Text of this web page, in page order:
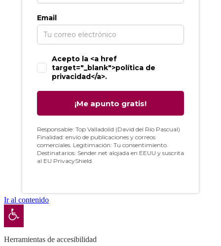
Ir al contenido
Abrir barra de herramientas
Herramientas de accesibilidad